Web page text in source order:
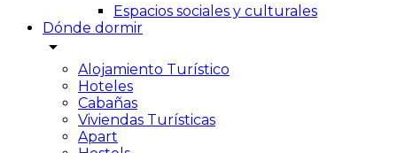
Espacios sociales y culturales
Dónde dormir
arrow_drop_down
Alojamiento Turístico
Hoteles
Cabañas
Viviendas Turísticas
Apart